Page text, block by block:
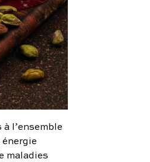
l’ensemble
maladies